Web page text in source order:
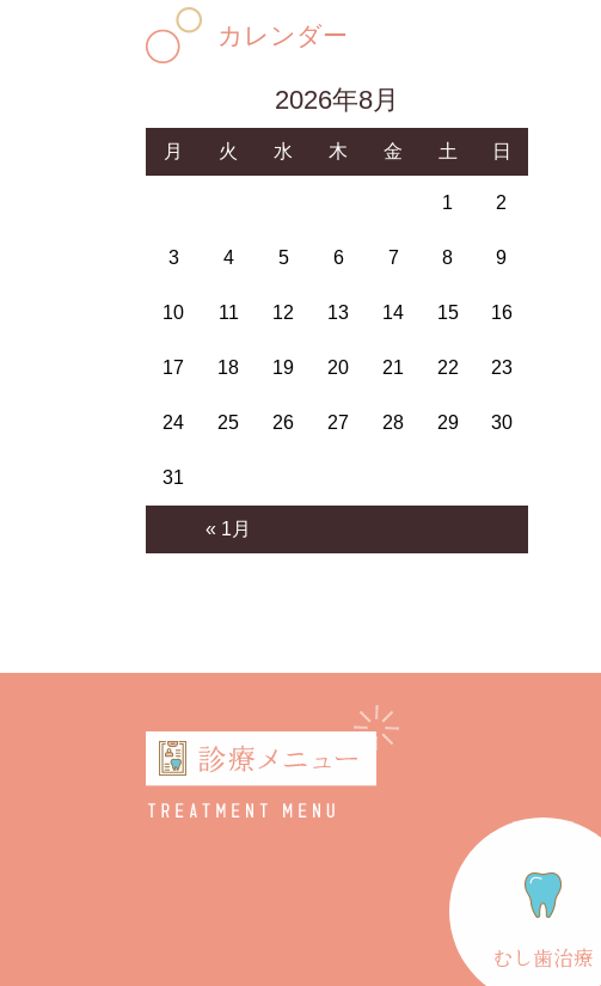
カレンダー
2026年8月
月 火 水 木 金 土 日
« 1月
1 2
3 4 5 6 7 8 9
10 11 12 13 14 15 16
17 18 19 20 21 22 23
24 25 26 27 28 29 30
31
むし歯治療